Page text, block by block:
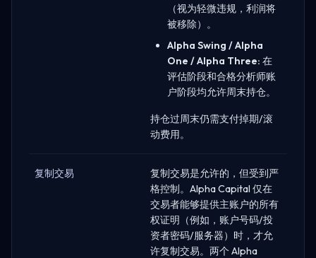
（视为轻微违规，利润将
被移除）。
Alpha Swing / Alpha
One / Alpha Three: 在
评估阶段和合格分析师账
户阶段均允许周末持仓。
持仓过周末仍需支付掉期/滚
动费用。
复制交易
复制交易是允许的，但受到严
格控制。Alpha Capital 仅在
交易者能够提供主账户的所有
权证明（例如，账户号码/投
资者密码/服务器）时，才允
许复制交易。两个 Alpha